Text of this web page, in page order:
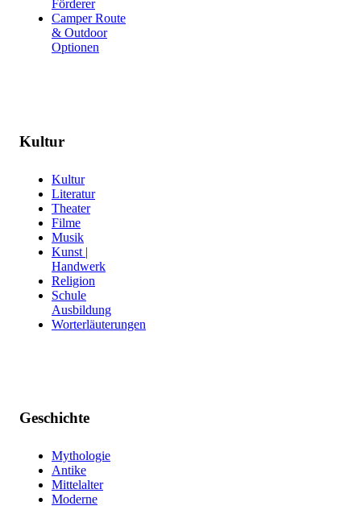
Förderer
Camper Route
& Outdoor
Optionen
Kultur
Kultur
Literatur
Theater
Filme
Musik
Kunst |
Handwerk
Religion
Schule
Ausbildung
Worterläuterungen
Geschichte
Mythologie
Antike
Mittelalter
Moderne